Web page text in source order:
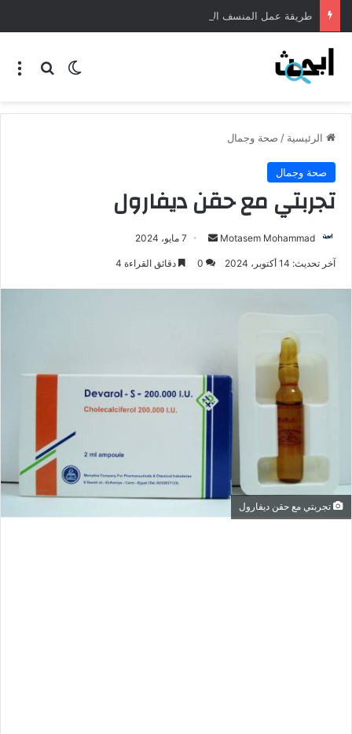
طريقة عمل المنسف الاردني
الرئيسية / صحة وجمال
صحة وجمال
تجربتي مع حقن ديفارول
Motasem Mohammad 7 مايو، 2024
آخر تحديث: 14 أكتوبر، 2024 0 دقائق القراءة 4
تجربتي مع حقن ديفارول